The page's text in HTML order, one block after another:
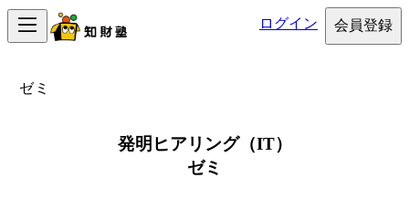
ログイン 会員登録
ゼミ
発明ヒアリング（IT）
ゼミ